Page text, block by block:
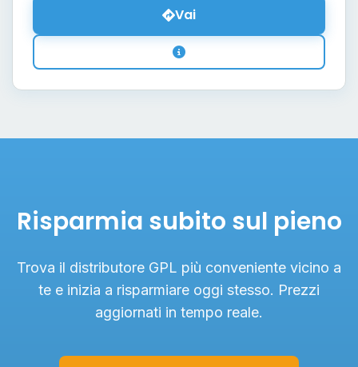
Vai
Risparmia subito sul pieno
Trova il distributore GPL più conveniente vicino a
te e inizia a risparmiare oggi stesso. Prezzi
aggiornati in tempo reale.